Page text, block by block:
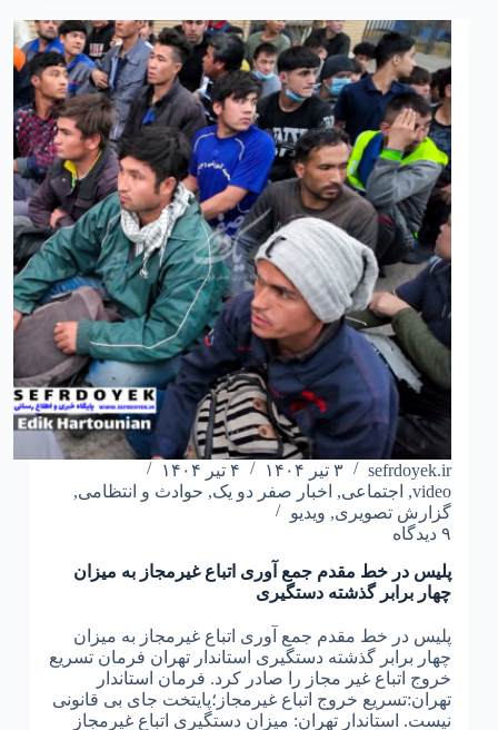
sefrdoyek.ir ۳ تیر ۱۴۰۴
۴ تیر ۱۴۰۴
video
, اجتماعی, اخبار صفر دو یک, حوادث و انتظامی,
گزارش تصویری, ویدیو
۹ دیدگاه
پلیس در خط مقدم جمع آوری اتباع غیرمجاز به میزان
چهار برابر گذشته دستگیری
پلیس در خط مقدم جمع آوری اتباع غیرمجاز به میزان
چهار برابر گذشته دستگیری استاندار تهران فرمان تسریع
خروج اتباع غیر مجاز را صادر کرد. فرمان استاندار
تهران:تسریع خروج اتباع غیرمجاز؛پایتخت جای بی قانونی
نیست. استاندار تهران: میزان دستگیری اتباع غیرمجاز